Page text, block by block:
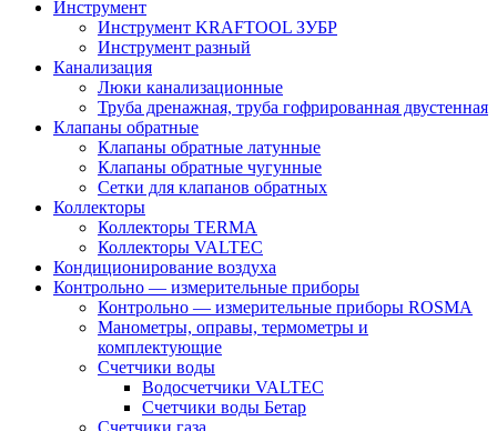
Инструмент
Инструмент KRAFTOOL ЗУБР
Инструмент разный
Канализация
Люки канализационные
Труба дренажная, труба гофрированная двустенная
Клапаны обратные
Клапаны обратные латунные
Клапаны обратные чугунные
Сетки для клапанов обратных
Коллекторы
Коллекторы TERMA
Коллекторы VALTEC
Кондиционирование воздуха
Контрольно — измерительные приборы
Контрольно — измерительные приборы ROSMA
Манометры, оправы, термометры и
комплектующие
Счетчики воды
Водосчетчики VALTEC
Счетчики воды Бетар
Счетчики газа